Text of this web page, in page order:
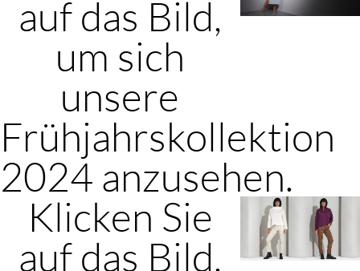
auf das Bild,
um sich
unsere
Frühjahrskollektion
2024 anzusehen.
Klicken Sie
auf das Bild,